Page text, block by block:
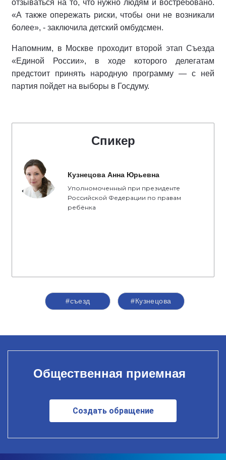
отзываться на то, что нужно людям и востребовано.
«А также опережать риски, чтобы они не возникали
более», - заключила детский омбудсмен.
Напомним, в Москве проходит второй этап Съезда
«Единой России», в ходе которого делегатам
предстоит принять народную программу — с ней
партия пойдет на выборы в Госдуму.
Спикер
Кузнецова Анна Юрьевна
Уполномоченный при президенте
Российской Федерации по правам
ребёнка
#съезд #Кузнецова
Общественная приемная
Создать обращение